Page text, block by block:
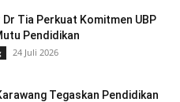
Tia Perkuat Komitmen UBP
Pendidikan
24 Juli 2026
Tegaskan Pendidikan